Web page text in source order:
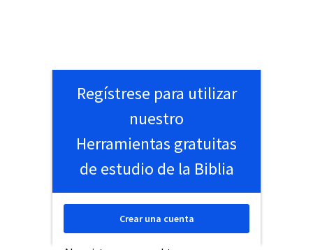
Regístrese para utilizar
nuestro
Herramientas gratuitas
de estudio de la Biblia
Crear una cuenta